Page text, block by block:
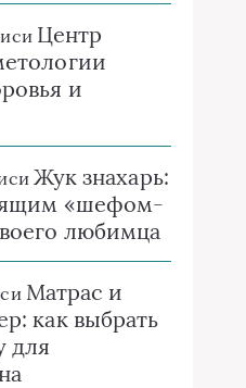
Центр
и
Жук знахарь:
«шефом-
любимца
Матрас и
как выбрать
для